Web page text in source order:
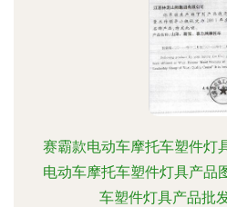
赛霸款电动车摩托车塑件灯
电动车摩托车塑件灯具产品
车塑件灯具产品批